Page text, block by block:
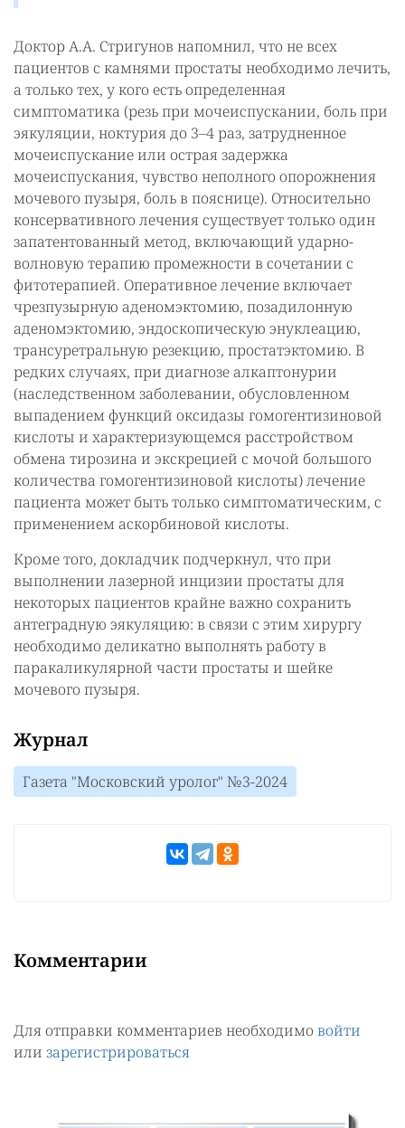
Доктор А.А. Стригунов напомнил, что не всех
пациентов с камнями простаты необходимо лечить,
а только тех, у кого есть определенная
симптоматика (резь при мочеиспускании, боль при
эякуляции, ноктурия до 3–4 раз, затрудненное
мочеиспускание или острая задержка
мочеиспускания, чувство неполного опорожнения
мочевого пузыря, боль в пояснице). Относительно
консервативного лечения существует только один
запатентованный метод, включающий ударно-
волновую терапию промежности в сочетании с
фитотерапией. Оперативное лечение включает
чрезпузырную аденомэктомию, позадилонную
аденомэктомию, эндоскопическую энуклеацию,
трансуретральную резекцию, простатэктомию. В
редких случаях, при диагнозе алкаптонурии
(наследственном заболевании, обусловленном
выпадением функций оксидазы гомогентизиновой
кислоты и характеризующемся расстройством
обмена тирозина и экскрецией с мочой большого
количества гомогентизиновой кислоты) лечение
пациента может быть только симптоматическим, с
применением аскорбиновой кислоты.
Кроме того, докладчик подчеркнул, что при
выполнении лазерной инцизии простаты для
некоторых пациентов крайне важно сохранить
антеградную эякуляцию: в связи с этим хирургу
необходимо деликатно выполнять работу в
паракаликулярной части простаты и шейке
мочевого пузыря.
Журнал
Газета "Московский уролог" №3-2024
Комментарии
Для отправки комментариев необходимо войти
или зарегистрироваться